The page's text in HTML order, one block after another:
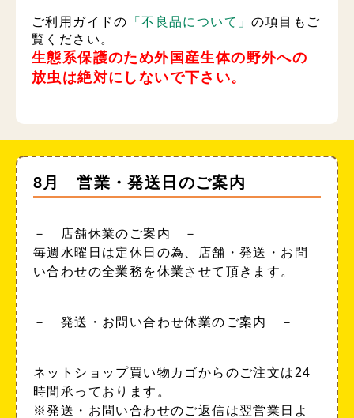
ご利用ガイドの 「不良品について」の項目もご
覧ください。
生態系保護のため外国産生体の野外への
放虫は絶対にしないで下さい。
8月 営業・発送日のご案内
－ 店舗休業のご案内 －
毎週水曜日は定休日の為、店舗・発送・お問
い合わせの全業務を休業させて頂きます。
－ 発送・お問い合わせ休業のご案内 －
ネットショップ買い物カゴからのご注文は24
時間承っております。
※発送・お問い合わせのご返信は翌営業日よ